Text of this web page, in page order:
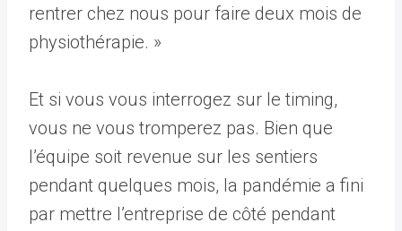
rentrer chez nous pour faire deux mois de
physiothérapie. »
Et si vous vous interrogez sur le timing,
vous ne vous tromperez pas. Bien que
l’équipe soit revenue sur les sentiers
pendant quelques mois, la pandémie a fini
par mettre l’entreprise de côté pendant